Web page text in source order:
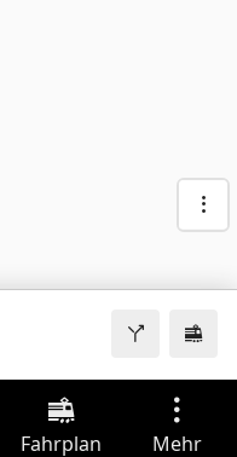
Fahrplan Mehr